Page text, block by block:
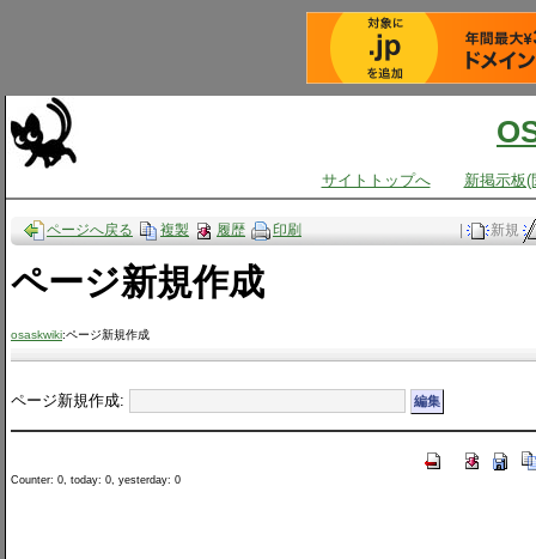
サイトトップへ 新掲示板(
新規
ページへ戻る 複製 履歴 印刷
ページ新規作成
osaskwiki:ページ新規作成
ページ新規作成:
Counter: 0, today: 0, yesterday: 0